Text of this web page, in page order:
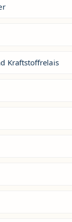
Kraftstoffrelais